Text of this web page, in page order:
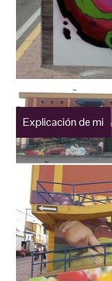
Explicación de mi